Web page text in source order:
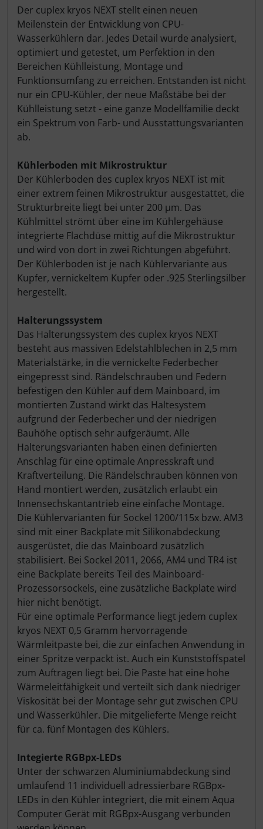
Produktbeschreibung
Der cuplex kryos NEXT stellt einen neuen
Meilenstein der Entwicklung von CPU-
Wasserkühlern dar. Jedes Detail wurde analysiert,
optimiert und getestet, um Perfektion in den
Bereichen Kühlleistung, Montage und
Funktionsumfang zu erreichen. Entstanden ist nicht
nur ein CPU-Kühler, der neue Maßstäbe bei der
Kühlleistung setzt - eine ganze Modellfamilie deckt
ein Spektrum von Farb- und Ausstattungsvarianten
ab.
Kühlerboden mit Mikrostruktur
Der Kühlerboden des cuplex kryos NEXT ist mit
einer extrem feinen Mikrostruktur ausgestattet, die
Strukturbreite liegt bei unter 200 µm. Das
Kühlmittel strömt über eine im Kühlergehäuse
integrierte Flachdüse mittig auf die Mikrostruktur
und wird von dort in zwei Richtungen abgeführt.
Der Kühlerboden ist je nach Kühlervariante aus
Kupfer, vernickeltem Kupfer oder .925 Sterlingsilber
hergestellt.
Halterungssystem
Das Halterungssystem des cuplex kryos NEXT
besteht aus massiven Edelstahlblechen in 2,5 mm
Materialstärke, in die vernickelte Federbecher
eingepresst sind. Rändelschrauben und Federn
befestigen den Kühler auf dem Mainboard, im
montierten Zustand wirkt das Haltesystem
aufgrund der Federbecher und der niedrigen
Bauhöhe optisch sehr aufgeräumt. Alle
Halterungsvarianten haben einen definierten
Anschlag für eine optimale Anpresskraft und
Kraftverteilung. Die Rändelschrauben können von
Hand montiert werden, zusätzlich erlaubt ein
Innensechskantantrieb eine einfache Montage.
Die Kühlervarianten für Sockel 1200/115x bzw. AM3
sind mit einer Backplate mit Silikonabdeckung
ausgerüstet, die das Mainboard zusätzlich
stabilisiert. Bei Sockel 2011, 2066, AM4 und TR4 ist
eine Backplate bereits Teil des Mainboard-
Prozessorsockels, eine zusätzliche Backplate wird
hier nicht benötigt.
Für eine optimale Performance liegt jedem cuplex
kryos NEXT 0,5 Gramm hervorragende
Wärmleitpaste bei, die zur einfachen Anwendung in
einer Spritze verpackt ist. Auch ein Kunststoffspatel
zum Auftragen liegt bei. Die Paste hat eine hohe
Wärmeleitfähigkeit und verteilt sich dank niedriger
Viskosität bei der Montage sehr gut zwischen CPU
und Wasserkühler. Die mitgelieferte Menge reicht
für ca. fünf Montagen des Kühlers.
Integierte RGBpx-LEDs
Unter der schwarzen Aluminiumabdeckung sind
umlaufend 11 individuell adressierbare RGBpx-
LEDs in den Kühler integriert, die mit einem Aqua
Computer Gerät mit RGBpx-Ausgang verbunden